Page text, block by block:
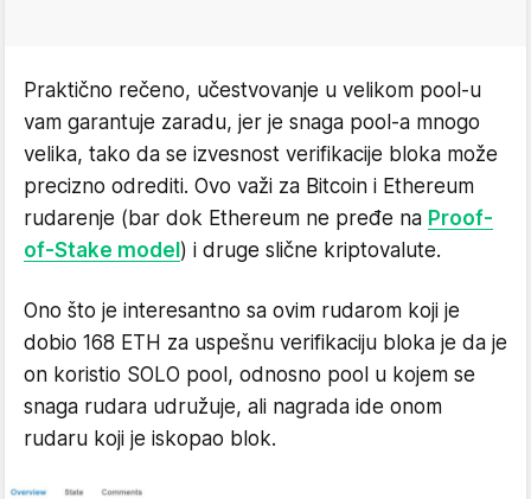
Praktično rečeno, učestvovanje u velikom pool-u
vam garantuje zaradu, jer je snaga pool-a mnogo
velika, tako da se izvesnost verifikacije bloka može
precizno odrediti. Ovo važi za Bitcoin i Ethereum
rudarenje (bar dok Ethereum ne pređe na Proof-
of-Stake model ) i druge slične kriptovalute.
Ono što je interesantno sa ovim rudarom koji je
dobio 168 ETH za uspešnu verifikaciju bloka je da je
on koristio SOLO pool, odnosno pool u kojem se
snaga rudara udružuje, ali nagrada ide onom
rudaru koji je iskopao blok.